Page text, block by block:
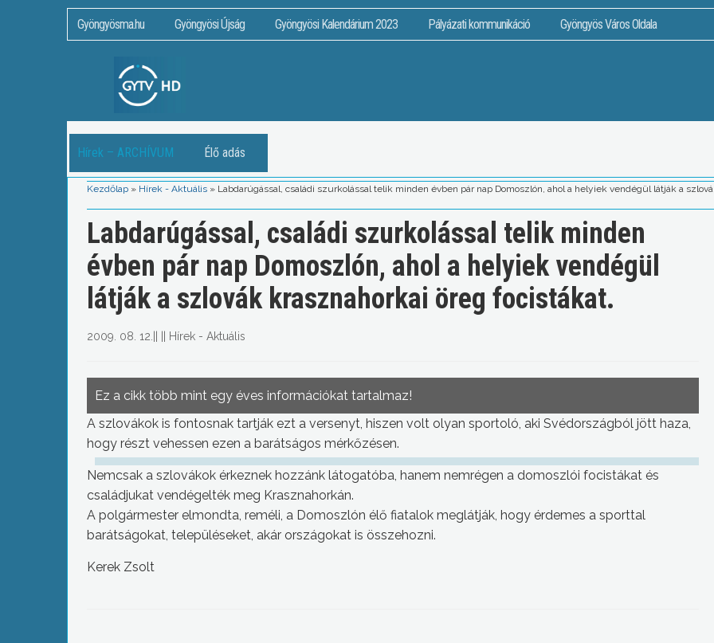
Gyöngyösma.hu Gyöngyösi Újság Gyöngyösi Kalendárium 2023 Pályázati kommunikáció Gyöngyös Város Oldala
Hírek – ARCHÍVUM Élő adás
Kezdőlap » Hírek - Aktuális » Labdarúgással, családi szurkolással telik minden évben pár nap Domoszlón, ahol a helyiek vendégül látják a
Labdarúgással, családi szurkolással telik minden
évben pár nap Domoszlón, ahol a helyiek vendégül
látják a szlovák krasznahorkai öreg focistákat.
2009. 08. 12. Hírek - Aktuális
Ez a cikk több mint egy éves információkat tartalmaz!
A szlovákok is fontosnak tartják ezt a versenyt, hiszen volt olyan sportoló, aki Svédországból jött haza,
hogy részt vehessen ezen a barátságos mérkőzésen.
Nemcsak a szlovákok érkeznek hozzánk látogatóba, hanem nemrégen a domoszlói focistákat és
családjukat vendégelték meg Krasznahorkán.
A polgármester elmondta, reméli, a Domoszlón élő fiatalok meglátják, hogy érdemes a sporttal
barátságokat, településeket, akár országokat is összehozni.
Kerek Zsolt